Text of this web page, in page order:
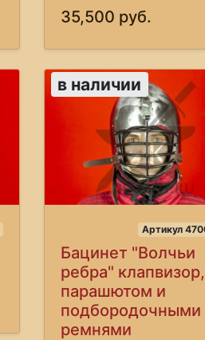
35,500 руб.
в наличии
Артикул
Бацинет "Волчьи
ребра"
парашютом и
подбородочными
ремнями